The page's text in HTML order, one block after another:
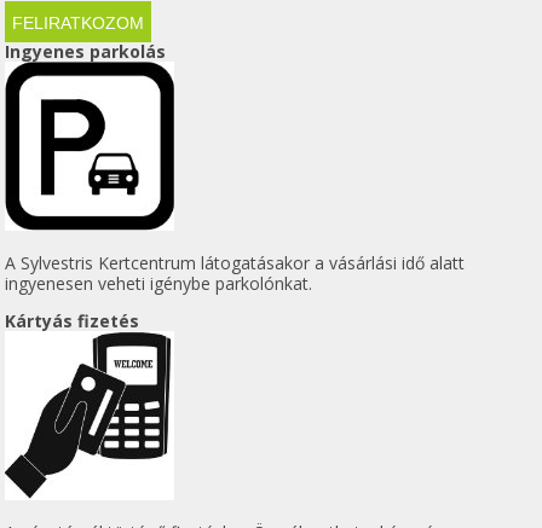
Ingyenes parkolás
A Sylvestris Kertcentrum látogatásakor a vásárlási idő alatt
ingyenesen veheti igénybe parkolónkat.
Kártyás fizetés